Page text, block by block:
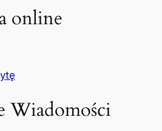
online
Wiadomości